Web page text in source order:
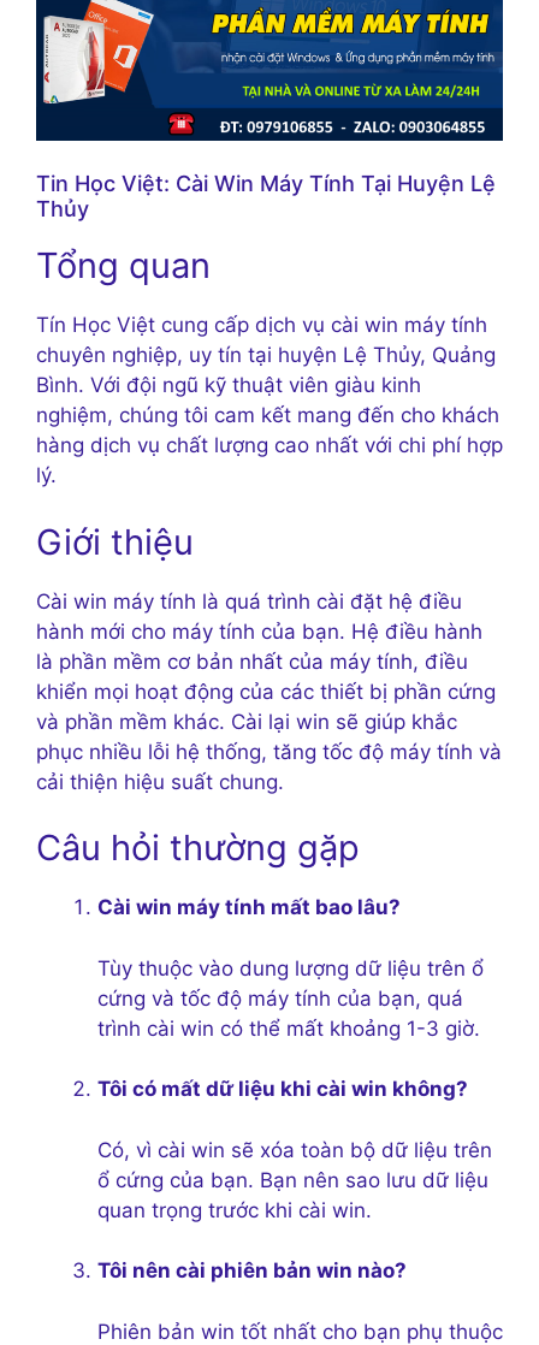
Tin Học Việt: Cài Win Máy Tính Tại Huyện Lệ
Thủy
Tổng quan
Tín Học Việt cung cấp dịch vụ cài win máy tính
chuyên nghiệp, uy tín tại huyện Lệ Thủy, Quảng
Bình. Với đội ngũ kỹ thuật viên giàu kinh
nghiệm, chúng tôi cam kết mang đến cho khách
hàng dịch vụ chất lượng cao nhất với chi phí hợp
lý.
Giới thiệu
Cài win máy tính là quá trình cài đặt hệ điều
hành mới cho máy tính của bạn. Hệ điều hành
là phần mềm cơ bản nhất của máy tính, điều
khiển mọi hoạt động của các thiết bị phần cứng
và phần mềm khác. Cài lại win sẽ giúp khắc
phục nhiều lỗi hệ thống, tăng tốc độ máy tính và
cải thiện hiệu suất chung.
Câu hỏi thường gặp
Cài win máy tính mất bao lâu?
Tùy thuộc vào dung lượng dữ liệu trên ổ
cứng và tốc độ máy tính của bạn, quá
trình cài win có thể mất khoảng 1-3 giờ.
Tôi có mất dữ liệu khi cài win không?
Có, vì cài win sẽ xóa toàn bộ dữ liệu trên
ổ cứng của bạn. Bạn nên sao lưu dữ liệu
quan trọng trước khi cài win.
Tôi nên cài phiên bản win nào?
Phiên bản win tốt nhất cho bạn phụ thuộc